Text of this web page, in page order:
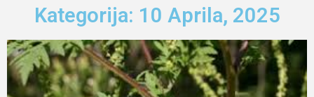
Kategorija: 10 Aprila, 2025